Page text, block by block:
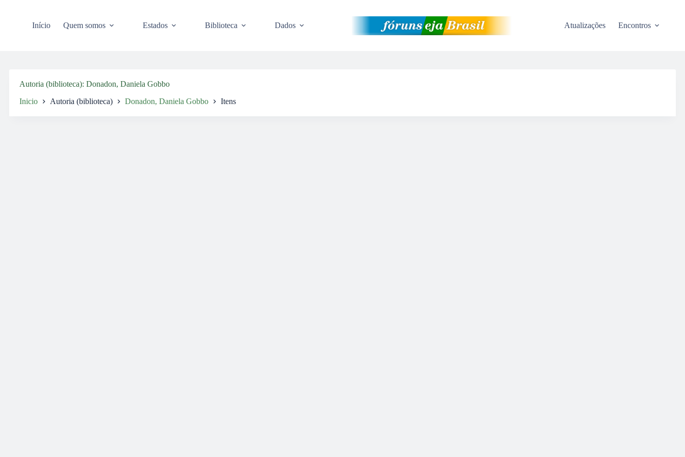
Início Quem somos Estados Biblioteca Dados Atualizações Encontros
Autoria (biblioteca) Donadon, Daniela Gobbo
Inicio Autoria (biblioteca) Donadon, Daniela Gobbo Itens